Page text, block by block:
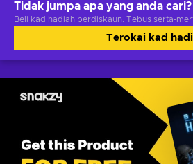
Tidak jumpa apa yang anda cari?
Beli kad hadiah berdiskaun. Tebus serta-
Terokai kad